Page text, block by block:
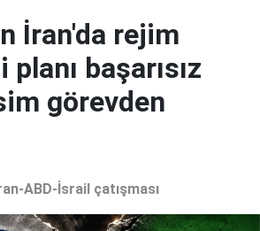
İran'da rejim
başarısız
görevden
ABD-İsrail çatışması